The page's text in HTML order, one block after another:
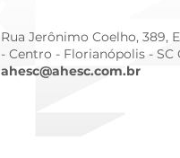
Rua Jerônimo Coelho, 389,
- Centro - Florianópolis - SC
ahesc@ahesc.com.br